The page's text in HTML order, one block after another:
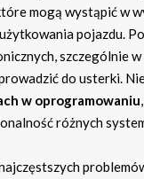
mogą wystąpić w
pojazdu.
szczególnie w
do usterki.
w oprogramowaniu
różnych